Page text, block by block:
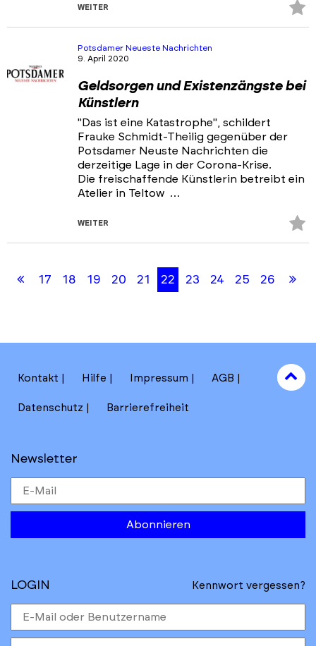
WEITER
Potsdamer Neueste Nachrichten
9. April 2020
Geldsorgen und Existenzängste bei
Künstlern
"Das ist eine Katastrophe", schildert
Frauke Schmidt-Theilig gegenüber der
Potsdamer Neuste Nachrichten die
derzeitige Lage in der Corona-Krise.
Die freischaffende Künstlerin betreibt ein
Atelier in Teltow …
WEITER
to
to
Erste
17 18 19 20 21 22 23 24 25 26
Kontakt Hilfe Impressum AGB
Datenschutz Barrierefreiheit
Newsletter
Abonnieren
to
top
LOGIN Kennwort vergessen?